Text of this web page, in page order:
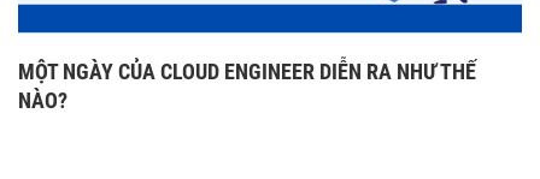
MỘT NGÀY CỦA CLOUD ENGINEER DIỄN RA NHƯ THẾ
NÀO?